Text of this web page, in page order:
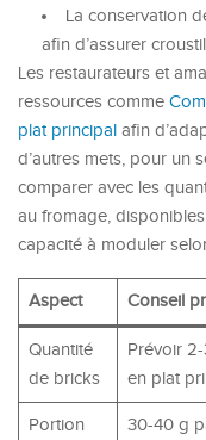
La conservation
afin d’assurer
Les restaurateurs et
ressources comme
plat principal afin
d’autres mets, pour un
comparer avec les
au fromage,
capacité à moduler
Aspect Conseil
Quantité
de bricks
Prévoir
en plat
Portion
30-40 g